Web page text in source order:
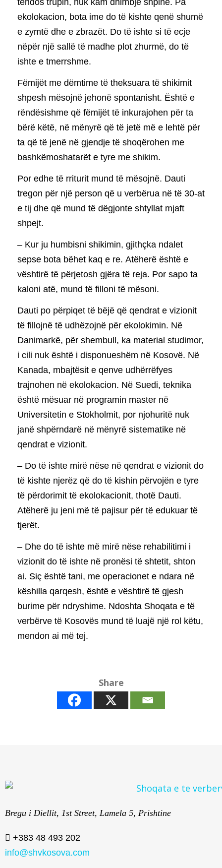
ekolokacion, bota ime do të kishte qenë shumë
e zymtë dhe e zbrazët. Do të ishte si të ecje
nëpër një sallë të madhe plot zhurmë, do të
ishte e tmerrshme.
Fëmijët me dëmtime të theksuara të shikimit
shpesh mësojnë jehonë spontanisht. Është e
rëndësishme që fëmijët të inkurajohen për ta
bërë këtë, në mënyrë që të jetë më e lehtë për
ta që të jenë në gjendje të shoqërohen me
bashkëmoshatarët e tyre me shikim.
Por edhe të rriturit mund të mësojnë. Dauti
tregon për një person që u verbërua në të 30-at
e tij dhe që mund të dëgjonte shtyllat mjaft
shpejt.
– Kur ju humbisni shikimin, gjithçka ndalet
sepse bota bëhet kaq e re. Atëherë është e
vështirë të përjetosh gjëra të reja. Por sapo ta
kaloni atë, mund të filloni të mësoni.
Dauti po përpiqet të bëjë që qendrat e vizionit
të fillojnë të udhëzojnë për ekolokimin. Në
Danimarkë, për shembull, ka material studimor,
i cili nuk është i disponueshëm në Kosovë. Në
Kanada, mbajtësit e qenve udhërrëfyes
trajnohen në ekolokacion. Në Suedi, teknika
është mësuar në programin master në
Universitetin e Stokholmit, por njohuritë nuk
janë shpërndarë në mënyrë sistematike në
qendrat e vizionit.
– Do të ishte mirë nëse në qendrat e vizionit do
të kishte njerëz që do të kishin përvojën e tyre
të përdorimit të ekolokacionit, thotë Dauti.
Atëherë ju jeni më të pajisur për të edukuar të
tjerët.
– Dhe do të ishte më mirë nëse rehabilitimi i
vizionit do të ishte në pronësi të shtetit, shton
ai. Siç është tani, me operacionet e ndara në
këshilla qarqesh, është e vështirë të gjesh
burime për ndryshime. Ndoshta Shoqata e të
verbërve të Kosovës mund të luajë një rol këtu,
mendon ai më tej.
Share
Bregu i Diellit, 1st Street, Lamela 5, Prishtine
+383 48 493 202
info@shvkosova.com